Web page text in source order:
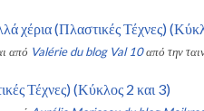
χέρια (Πλαστικές Τέχνες)
από Valérie du blog Val 10από την
Τέχνες) (Κύκλος 2 και 3)